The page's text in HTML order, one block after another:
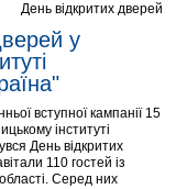
День відкритих дверей
у
вступної кампанії 15
інституті
День відкритих
110 гостей із
Серед них